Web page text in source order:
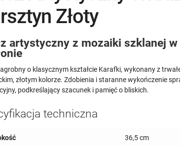
Złoty
artystyczny z mozaiki szklanej
o klasycznym kształcie Karafki, wykonany z
złotym kolorze. Zdobienia i staranne wykończenie
podkreślający szacunek i pamięć o bliskich.
techniczna
36,5 cm